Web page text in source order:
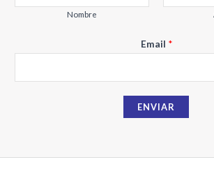
N
m
b
r
Nombre
Email *
ENVIAR